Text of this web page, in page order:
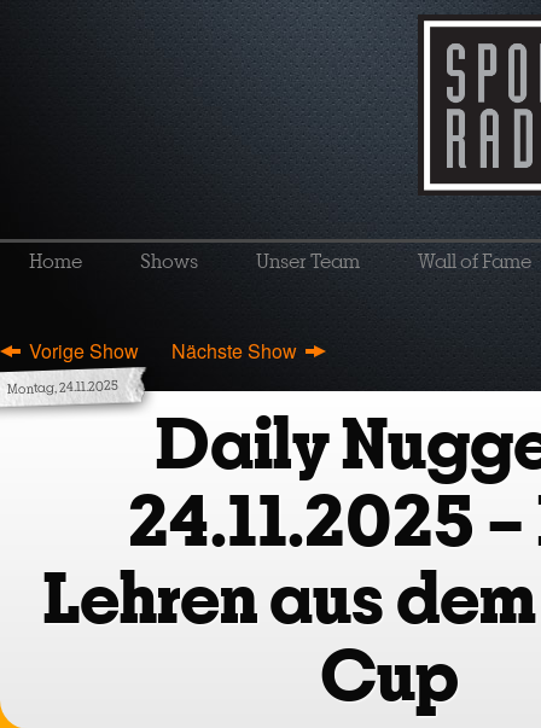
Home Shows Unser Team Wall of Fame
Vorige Show Nächste Show
Montag, 24.11.2025
Daily
24.11.2025
Lehren aus
Cup